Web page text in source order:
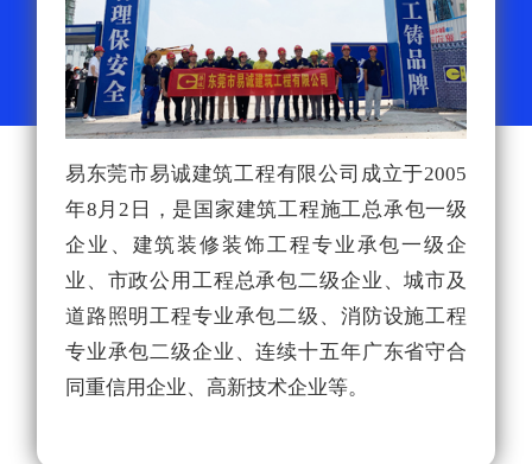
易东莞市易诚建筑工程有限公司成立于2005
年8月2日，是国家建筑工程施工总承包一级
企业、建筑装修装饰工程专业承包一级企
业、市政公用工程总承包二级企业、城市及
道路照明工程专业承包二级、消防设施工程
专业承包二级企业、连续十五年广东省守合
同重信用企业、高新技术企业等。